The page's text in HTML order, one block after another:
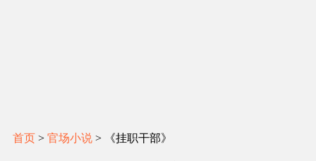
首页 > 官场小说 > 《挂职干部》